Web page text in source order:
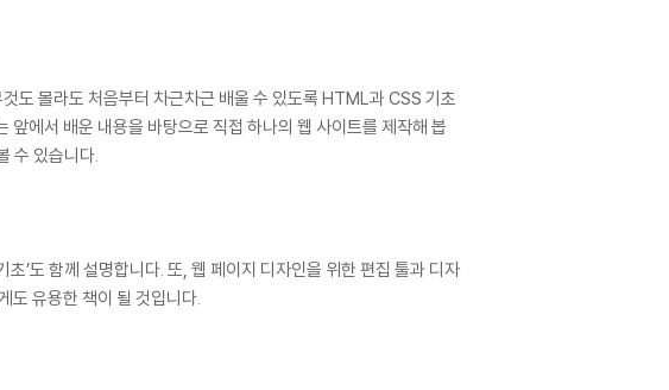
도 몰라도 처음부터 차근차근 배울 수 있도록 HTML과 CSS 기초
에서 배운 내용을 바탕으로 직접 하나의 웹 사이트를 제작해 봅
수 있습니다.
’도 함께 설명합니다. 또, 웹 페이지 디자인을 위한 편집 툴과 디자
도 유용한 책이 될 것입니다.